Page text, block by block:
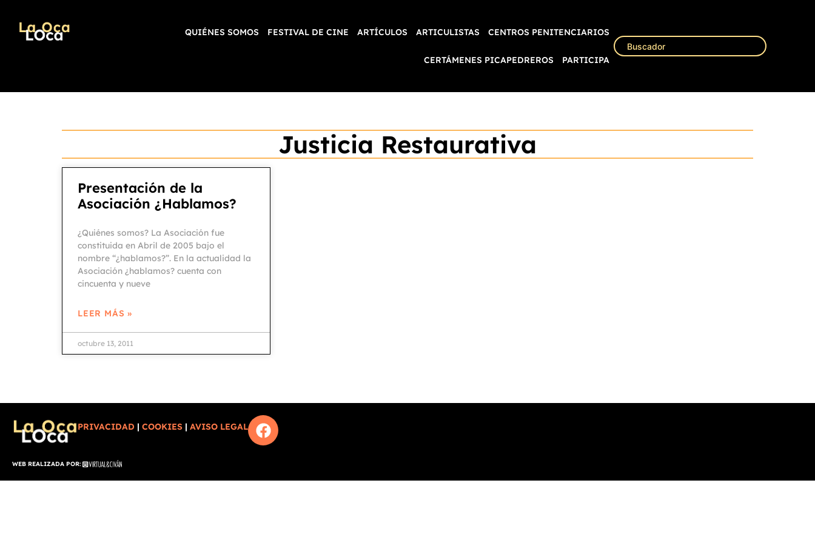
QUIÉNES SOMOS FESTIVAL DE CINE ARTÍCULOS ARTICULISTAS CENTROS PENITENCIARIOS
CERTÁMENES PICAPEDREROS PARTICIPA
Justicia Restaurativa
Presentación de la
Asociación ¿Hablamos?
¿Quiénes somos? La Asociación fue
constituida en Abril de 2005 bajo el
nombre “¿hablamos?”. En la actualidad la
Asociación ¿hablamos? cuenta con
cincuenta y nueve
LEER MÁS »
octubre 13, 2011
PRIVACIDAD |COOKIES |AVISO LEGAL
WEB REALIZADA POR: